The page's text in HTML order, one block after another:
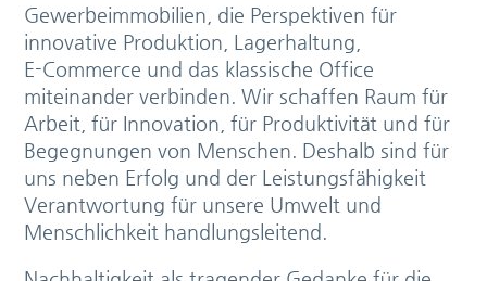
Gewerbeimmobilien, die Perspektiven für
innovative Produktion, Lagerhaltung,
E-Commerce und das klassische Office
miteinander verbinden. Wir schaffen Raum für
Arbeit, für Innovation, für Produktivität und für
Begegnungen von Menschen. Deshalb sind für
uns neben Erfolg und der Leistungsfähigkeit
Verantwortung für unsere Umwelt und
Menschlichkeit handlungsleitend.